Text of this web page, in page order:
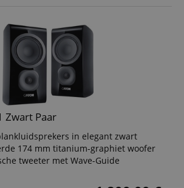
Zwart Paar
in elegant zwart
174 mm titanium-graphiet woofer
tweeter met Wave-Guide
hoge detailweergave
voor precieze lage tonen